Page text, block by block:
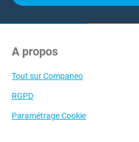
A propos
Tout sur Companeo
RGPD
Paramétrage Cookie